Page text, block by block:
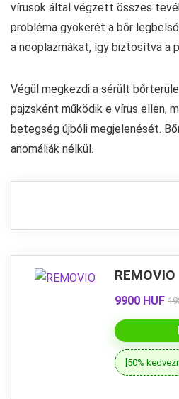
vírusok által végzett összes
probléma gyökerét a bőr
a neoplazmákat, így biztosítva a
Végül megkezdi a sérült
pajzsként működik e vírus ellen,
betegség újbóli megjelenését.
anomáliák nélkül.
REMOVIO
9900 HUF
[50%